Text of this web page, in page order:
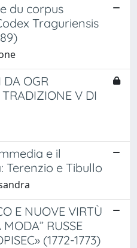
du corpus
Traguriensis
DA OGR
V DI
e il
Terenzio e Tibullo
E NUOVE VIRTÙ
RUSSE
(1772-1773)